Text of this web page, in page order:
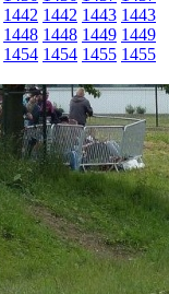
1442 1442 1443 1443
1448 1448 1449 1449
1454 1454 1455 1455